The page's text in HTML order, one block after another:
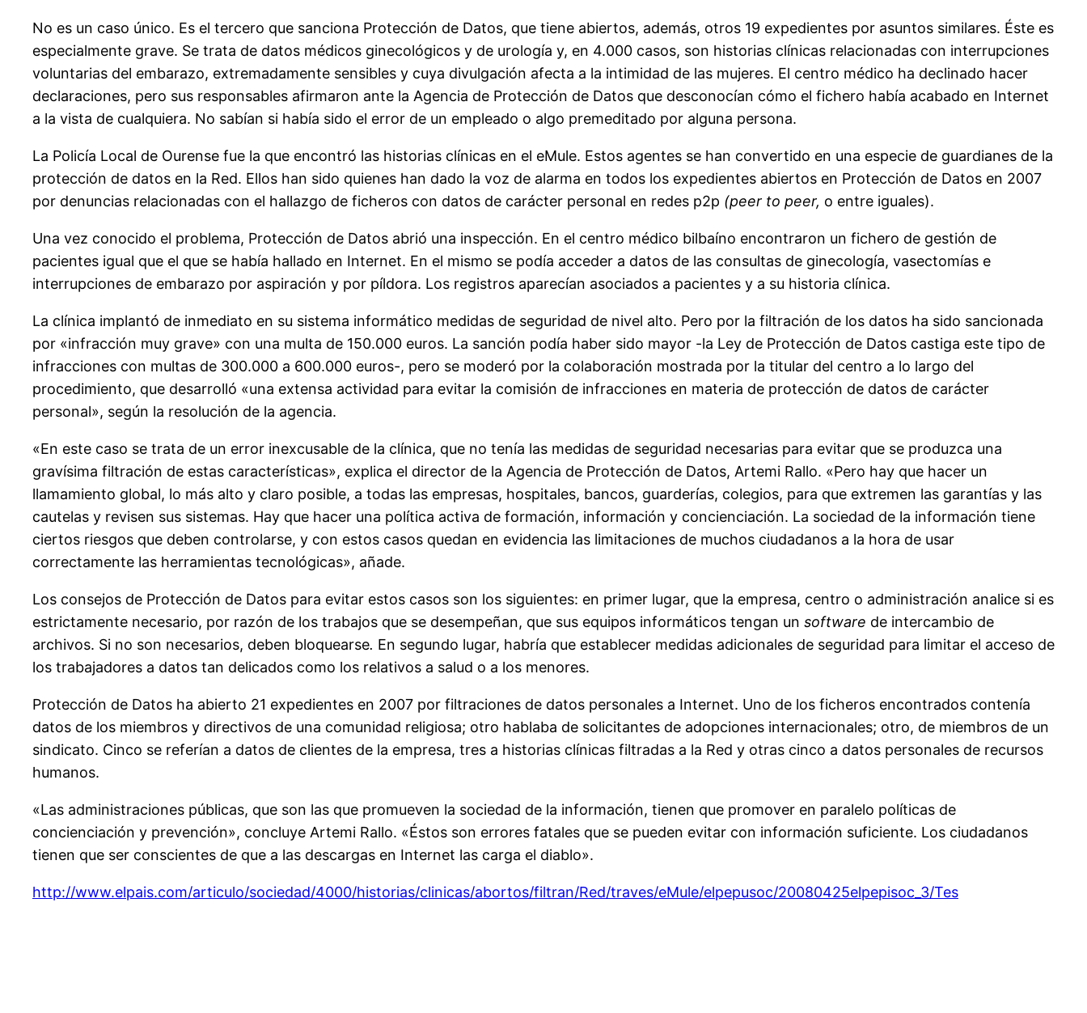
No es un caso único. Es el tercero que sanciona Protección de Datos, que tiene abiertos, además, otros 19 expedientes por asuntos similares. Éste es
especialmente grave. Se trata de datos médicos ginecológicos y de urología y, en 4.000 casos, son historias clínicas relacionadas con interrupciones
voluntarias del embarazo, extremadamente sensibles y cuya divulgación afecta a la intimidad de las mujeres. El centro médico ha declinado hacer
declaraciones, pero sus responsables afirmaron ante la Agencia de Protección de Datos que desconocían cómo el fichero había acabado en Internet
a la vista de cualquiera. No sabían si había sido el error de un empleado o algo premeditado por alguna persona.
La Policía Local de Ourense fue la que encontró las historias clínicas en el eMule. Estos agentes se han convertido en una especie de guardianes de la
protección de datos en la Red. Ellos han sido quienes han dado la voz de alarma en todos los expedientes abiertos en Protección de Datos en 2007
por denuncias relacionadas con el hallazgo de ficheros con datos de carácter personal en redes p2p (peer to peer, o entre iguales).
Una vez conocido el problema, Protección de Datos abrió una inspección. En el centro médico bilbaíno encontraron un fichero de gestión de
pacientes igual que el que se había hallado en Internet. En el mismo se podía acceder a datos de las consultas de ginecología, vasectomías e
interrupciones de embarazo por aspiración y por píldora. Los registros aparecían asociados a pacientes y a su historia clínica.
La clínica implantó de inmediato en su sistema informático medidas de seguridad de nivel alto. Pero por la filtración de los datos ha sido sancionada
por «infracción muy grave» con una multa de 150.000 euros. La sanción podía haber sido mayor -la Ley de Protección de Datos castiga este tipo de
infracciones con multas de 300.000 a 600.000 euros-, pero se moderó por la colaboración mostrada por la titular del centro a lo largo del
procedimiento, que desarrolló «una extensa actividad para evitar la comisión de infracciones en materia de protección de datos de carácter
personal», según la resolución de la agencia.
«En este caso se trata de un error inexcusable de la clínica, que no tenía las medidas de seguridad necesarias para evitar que se produzca una
gravísima filtración de estas características», explica el director de la Agencia de Protección de Datos, Artemi Rallo. «Pero hay que hacer un
llamamiento global, lo más alto y claro posible, a todas las empresas, hospitales, bancos, guarderías, colegios, para que extremen las garantías y las
cautelas y revisen sus sistemas. Hay que hacer una política activa de formación, información y concienciación. La sociedad de la información tiene
ciertos riesgos que deben controlarse, y con estos casos quedan en evidencia las limitaciones de muchos ciudadanos a la hora de usar
correctamente las herramientas tecnológicas», añade.
Los consejos de Protección de Datos para evitar estos casos son los siguientes: en primer lugar, que la empresa, centro o administración analice si es
estrictamente necesario, por razón de los trabajos que se desempeñan, que sus equipos informáticos tengan un software de intercambio de
archivos. Si no son necesarios, deben bloquearse. En segundo lugar, habría que establecer medidas adicionales de seguridad para limitar el acceso de
los trabajadores a datos tan delicados como los relativos a salud o a los menores.
Protección de Datos ha abierto 21 expedientes en 2007 por filtraciones de datos personales a Internet. Uno de los ficheros encontrados contenía
datos de los miembros y directivos de una comunidad religiosa; otro hablaba de solicitantes de adopciones internacionales; otro, de miembros de un
sindicato. Cinco se referían a datos de clientes de la empresa, tres a historias clínicas filtradas a la Red y otras cinco a datos personales de recursos
humanos.
«Las administraciones públicas, que son las que promueven la sociedad de la información, tienen que promover en paralelo políticas de
concienciación y prevención», concluye Artemi Rallo. «Éstos son errores fatales que se pueden evitar con información suficiente. Los ciudadanos
tienen que ser conscientes de que a las descargas en Internet las carga el diablo».
http://www.elpais.com/articulo/sociedad/4000/historias/clinicas/abortos/filtran/Red/traves/eMule/elpepusoc/20080425elpepisoc_3/Tes